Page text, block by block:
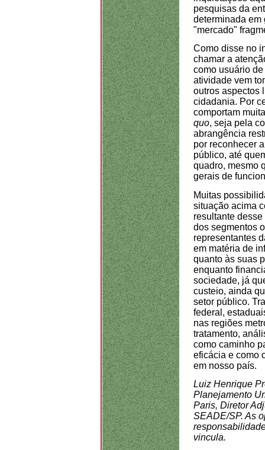
pesquisas da
determinada em
"mercado"
Como disse no
chamar a
como usuário
atividade vem
outros aspectos
cidadania. Por
comportam
quo, seja pela
abrangência
por reconhecer
público, até
quadro, mesmo
gerais de
Muitas
situação acima
resultante
dos segmentos
representantes
em matéria de
quanto às suas
enquanto
sociedade, já
custeio, ainda
setor público.
federal,
nas regiões
tratamento,
como caminho
eficácia e como
em nosso país.
Luiz Henrique
Planejamento
Paris, Diretor
SEADE/SP. As
vincula.